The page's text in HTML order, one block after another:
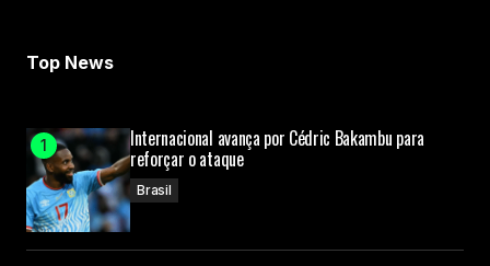
Top News
Internacional avança por Cédric Bakambu para
reforçar o ataque
Brasil